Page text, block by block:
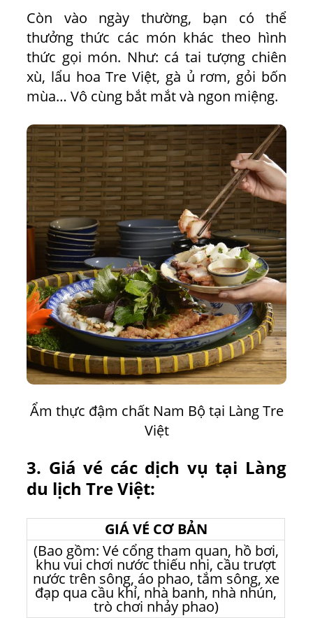
Còn vào ngày thường, bạn có thể
thưởng thức các món khác theo hình
thức gọi món. Như: cá tai tượng chiên
xù, lẩu hoa Tre Việt, gà ủ rơm, gỏi bốn
mùa… Vô cùng bắt mắt và ngon miệng.
Ẩm thực đậm chất Nam Bộ tại Làng Tre
Việt
3. Giá vé các dịch vụ tại Làng
du lịch Tre Việt:
GIÁ VÉ CƠ BẢN
(Bao gồm: Vé cổng tham quan, hồ bơi,
khu vui chơi nước thiếu nhi, cầu trượt
nước trên sông, áo phao, tắm sông, xe
đạp qua cầu khỉ, nhà banh, nhà nhún,
trò chơi nhảy phao)